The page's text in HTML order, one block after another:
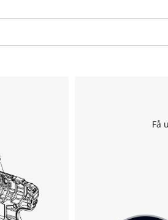
Powered byUsercentrics Consent
Få